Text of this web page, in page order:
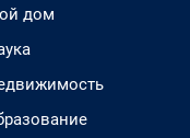
дом